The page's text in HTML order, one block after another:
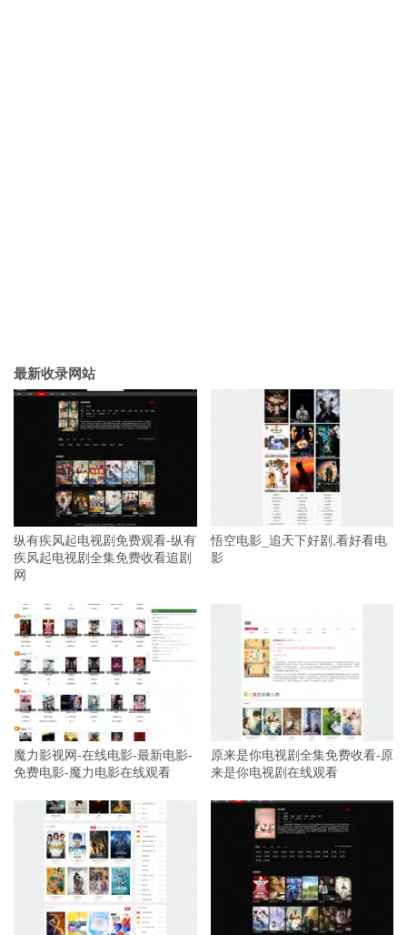
最新收录网站
纵有疾风起电视剧免费观看-纵有
疾风起电视剧全集免费收看追剧
网
悟空电影_追天下好剧,看好看电
影
魔力影视网-在线电影-最新电影-
免费电影-魔力电影在线观看
原来是你电视剧全集免费收看-原
来是你电视剧在线观看